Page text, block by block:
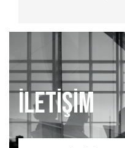
İLETİŞİM